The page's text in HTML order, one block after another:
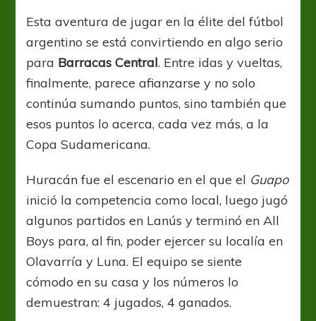
Esta aventura de jugar en la élite del fútbol
argentino se está convirtiendo en algo serio
para Barracas Central. Entre idas y vueltas,
finalmente, parece afianzarse y no solo
continúa sumando puntos, sino también que
esos puntos lo acerca, cada vez más, a la
Copa Sudamericana.
Huracán fue el escenario en el que el Guapo
inició la competencia como local, luego jugó
algunos partidos en Lanús y terminó en All
Boys para, al fin, poder ejercer su localía en
Olavarría y Luna. El equipo se siente
cómodo en su casa y los números lo
demuestran: 4 jugados, 4 ganados.